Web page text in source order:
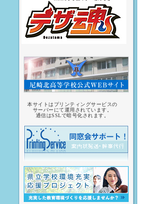
本サイトはプリンティングサービスの
サーバーにて運用されています。
通信はSSLで暗号化されます。